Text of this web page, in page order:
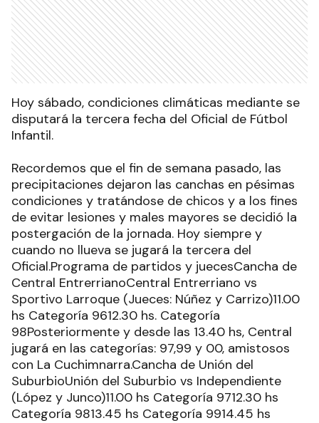
Hoy sábado, condiciones climáticas mediante se
disputará la tercera fecha del Oficial de Fútbol
Infantil.
Recordemos que el fin de semana pasado, las
precipitaciones dejaron las canchas en pésimas
condiciones y tratándose de chicos y a los fines
de evitar lesiones y males mayores se decidió la
postergación de la jornada. Hoy siempre y
cuando no llueva se jugará la tercera del
Oficial.Programa de partidos y juecesCancha de
Central EntrerrianoCentral Entrerriano vs
Sportivo Larroque (Jueces: Núñez y Carrizo)11.00
hs Categoría 9612.30 hs. Categoría
98Posteriormente y desde las 13.40 hs, Central
jugará en las categorías: 97,99 y 00, amistosos
con La Cuchimnarra.Cancha de Unión del
SuburbioUnión del Suburbio vs Independiente
(López y Junco)11.00 hs Categoría 9712.30 hs
Categoría 9813.45 hs Categoría 9914.45 hs